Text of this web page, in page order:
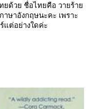
ยด้วย ชื่อไทยคือ วายร้า
ษาอังกฤษนะคะ เพราะ
แต่อย่างใดค่ะ